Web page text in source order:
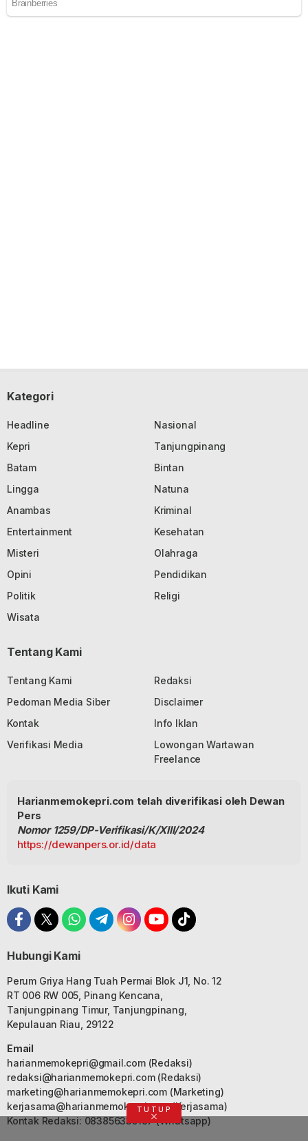
Kategori
Headline
Nasional
Kepri
Tanjungpinang
Batam
Bintan
Lingga
Natuna
Anambas
Kriminal
Entertainment
Kesehatan
Misteri
Olahraga
Opini
Pendidikan
Politik
Religi
Wisata
Tentang Kami
Tentang Kami
Redaksi
Pedoman Media Siber
Disclaimer
Kontak
Info Iklan
Verifikasi Media
Lowongan Wartawan
Freelance
Harianmemokepri.com telah diverifikasi oleh Dewan
Pers
Nomor 1259/DP-Verifikasi/K/XIII/2024
https://dewanpers.or.id/data
Ikuti Kami
Hubungi Kami
Perum Griya Hang Tuah Permai Blok J1, No. 12
RT 006 RW 005, Pinang Kencana,
Tanjungpinang Timur, Tanjungpinang,
Kepulauan Riau, 29122
Email
harianmemokepri@gmail.com(Redaksi)
redaksi@harianmemokepri.com(Redaksi)
marketing@harianmemokepri.com(Marketing)
kerjasama@harianmemokepri.com(Kerjasama)
Kontak Redaksi: 083856335187 (Whatsapp)
TUTUP